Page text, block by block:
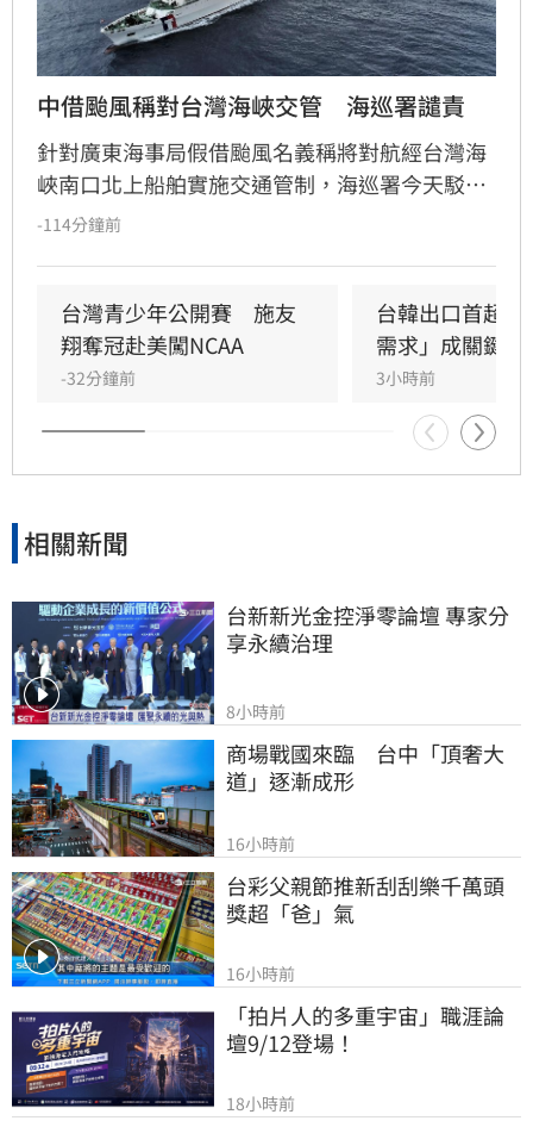
中借颱風稱對台灣海峽交管　海巡署譴責
針對廣東海事局假借颱風名義稱將對航經台灣海
峽南口北上船舶實施交通管制，海巡署今天駁斥
中國無權在台灣海峽實施交通管制，並嚴厲譴
-114分鐘前
台灣青少年公開賽　施友
翔奪冠赴美闖NCAA
-32分鐘前
台韓出口首超
需求」成關鍵
3小時前
相關新聞
台新新光金控淨零論壇 專家分
享永續治理
8小時前
商場戰國來臨　台中「頂奢大
道」逐漸成形
16小時前
台彩父親節推新刮刮樂千萬頭
獎超「爸」氣
16小時前
「拍片人的多重宇宙」職涯論
壇9/12登場！
18小時前